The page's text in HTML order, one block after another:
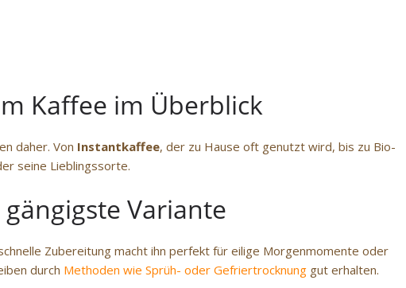
Kaffee im Überblick
daher. Von Instantkaffee, der zu Hause oft genutzt wird, bis zu Bio-
seine Lieblingssorte.
Variante
Zubereitung macht ihn perfekt für eilige Morgenmomente oder
durch Methoden wie Sprüh- oder Gefriertrocknung gut erhalten.